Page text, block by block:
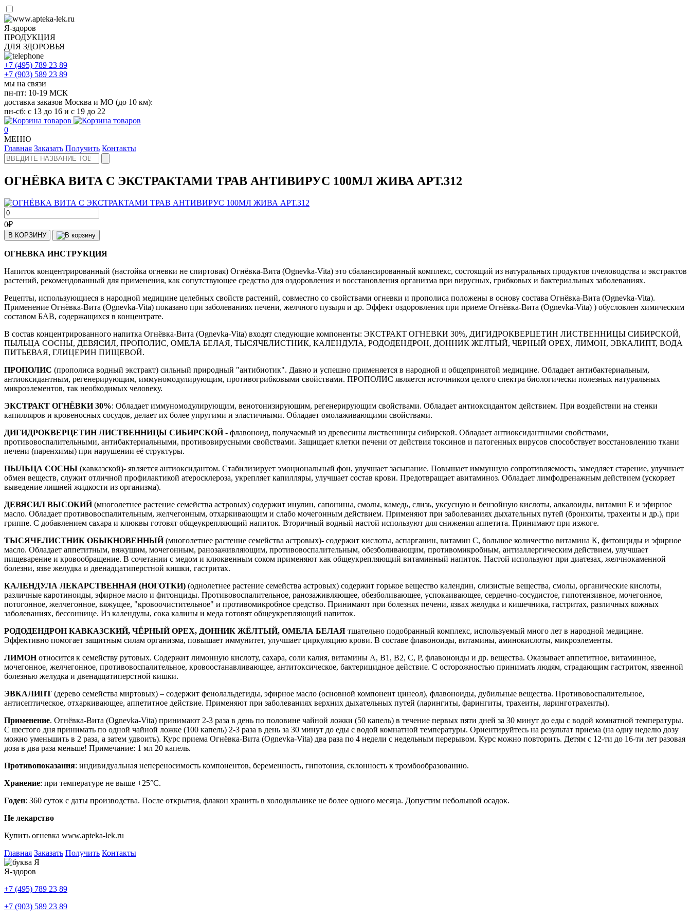
Я-здоров
ПРОДУКЦИЯ
ДЛЯ ЗДОРОВЬЯ
+7 (495) 789 23 89
+7 (903) 589 23 89
мы на связи
пн-пт: 10-19 МСК
доставка заказов Москва и МО (до 10 км):
пн-сб: с 13 до 16 и с 19 до 22
0
МЕНЮ
Главная Заказать Получить Контакты
ОГНЁВКА ВИТА С ЭКСТРАКТАМИ ТРАВ АНТИВИРУС 100МЛ ЖИВА АРТ.312
0₽
В КОРЗИНУ
ОГНЕВКА ИНСТРУКЦИЯ
Напиток концентрированный (настойка огневки не спиртовая) Огнёвка-Вита (Ognevka-Vita) это сбалансированный комплекс, состоящий из натуральных продуктов пчеловодства и экстрактов
растений, рекомендованный для применения, как сопутствующее средство для оздоровления и восстановления организма при вирусных, грибковых и бактериальных заболеваниях.
Рецепты, использующиеся в народной медицине целебных свойств растений, совместно со свойствами огневки и прополиса положены в основу состава Огнёвка-Вита (Ognevka-Vita).
Применение Огнёвка-Вита (Ognevka-Vita) показано при заболеваниях печени, желчного пузыря и др. Эффект оздоровления при приеме Огнёвка-Вита (Ognevka-Vita) ) обусловлен химическим
составом БАВ, содержащихся в концентрате.
В состав концентрированного напитка Огнёвка-Вита (Ognevka-Vita) входят следующие компоненты: ЭКСТРАКТ ОГНЕВКИ 30%, ДИГИДРОКВЕРЦЕТИН ЛИСТВЕННИЦЫ СИБИРСКОЙ,
ПЫЛЬЦА СОСНЫ, ДЕВЯСИЛ, ПРОПОЛИС, ОМЕЛА БЕЛАЯ, ТЫСЯЧЕЛИСТНИК, КАЛЕНДУЛА, РОДОДЕНДРОН, ДОННИК ЖЕЛТЫЙ, ЧЕРНЫЙ ОРЕХ, ЛИМОН, ЭВКАЛИПТ, ВОДА
ПИТЬЕВАЯ, ГЛИЦЕРИН ПИЩЕВОЙ.
ПРОПОЛИС (прополиса водный экстракт) сильный природный "антибиотик". Давно и успешно применяется в народной и общепринятой медицине. Обладает антибактериальным,
антиоксидантным, регенерирующим, иммуномодулирующим, противогрибковыми свойствами. ПРОПОЛИС является источником целого спектра биологически полезных натуральных
микроэлементов, так необходимых человеку.
ЭКСТРАКТ ОГНЁВКИ 30%: Обладает иммуномодулирующим, венотонизирующим, регенерирующим свойствами. Обладает антиоксидантом действием. При воздействии на стенки
капилляров и кровеносных сосудов, делает их более упругими и эластичными. Обладает омолаживающими свойствами.
ДИГИДРОКВЕРЦЕТИН ЛИСТВЕННИЦЫ СИБИРСКОЙ- флавоноид, получаемый из древесины лиственницы сибирской. Обладает антиоксидантными свойствами,
противовоспалительными, антибактериальными, противовирусными свойствами. Защищает клетки печени от действия токсинов и патогенных вирусов способствует восстановлению ткани
печени (паренхимы) при нарушении её структуры.
ПЫЛЬЦА СОСНЫ (кавказской)- является антиоксидантом. Стабилизирует эмоциональный фон, улучшает засыпание. Повышает иммунную сопротивляемость, замедляет старение, улучшает
обмен веществ, служит отличной профилактикой атеросклероза, укрепляет капилляры, улучшает состав крови. Предотвращает авитаминоз. Обладает лимфодренажным действием (ускоряет
выведение лишней жидкости из организма).
ДЕВЯСИЛ ВЫСОКИЙ(многолетнее растение семейства астровых) содержит инулин, сапонины, смолы, камедь, слизь, уксусную и бензойную кислоты, алкалоиды, витамин Е и эфирное
масло. Обладает противовоспалительным, желчегонным, отхаркивающим и слабо мочегонным действием. Применяют при заболеваниях дыхательных путей (бронхиты, трахеиты и др.), при
гриппе. С добавлением сахара и клюквы готовят общеукрепляющий напиток. Вторичный водный настой используют для снижения аппетита. Принимают при изжоге.
ТЫСЯЧЕЛИСТНИК ОБЫКНОВЕННЫЙ(многолетнее растение семейства астровых)- содержит кислоты, аспарганин, витамин С, большое количество витамина К, фитонциды и эфирное
масло. Обладает аппетитным, вяжущим, мочегонным, ранозаживляющим, противовоспалительным, обезболивающим, противомикробным, антиаллергическим действием, улучшает
пищеварение и кровообращение. В сочетании с медом и клюквенным соком применяют как общеукрепляющий витаминный напиток. Настой используют при диатезах, желчнокаменной
болезни, язве желудка и двенадцатиперстной кишки, гастритах.
КАЛЕНДУЛА ЛЕКАРСТВЕННАЯ (НОГОТКИ) (однолетнее растение семейства астровых) содержит горькое вещество календин, слизистые вещества, смолы, органические кислоты,
различные каротиноиды, эфирное масло и фитонциды. Противовоспалительное, ранозаживляющее, обезболивающее, успокаивающее, сердечно-сосудистое, гипотензивное, мочегонное,
потогонное, желчегонное, вяжущее, "кровоочистительное" и противомикробное средство. Принимают при болезнях печени, язвах желудка и кишечника, гастритах, различных кожных
заболеваниях, бессоннице. Из календулы, сока калины и меда готовят общеукрепляющий напиток.
РОДОДЕНДРОН КАВКАЗСКИЙ, ЧЁРНЫЙ ОРЕХ, ДОННИК ЖЁЛТЫЙ, ОМЕЛА БЕЛАЯ тщательно подобранный комплекс, используемый много лет в народной медицине.
Эффективно помогает защитным силам организма, повышает иммунитет, улучшает циркуляцию крови. В составе флавоноиды, витамины, аминокислоты, микроэлементы.
ЛИМОНотносится к семейству рутовых. Содержит лимонную кислоту, сахара, соли калия, витамины А, В1, В2, С, Р, флавоноиды и др. вещества. Оказывает аппетитное, витаминное,
мочегонное, желчегонное, противовоспалительное, кровоостанавливающее, антитоксическое, бактерицидное действие. С осторожностью принимать людям, страдающим гастритом, язвенной
болезнью желудка и двенадцатиперстной кишки.
ЭВКАЛИПТ (дерево семейства миртовых) – содержит фенолальдегиды, эфирное масло (основной компонент цинеол), флавоноиды, дубильные вещества. Противовоспалительное,
антисептическое, отхаркивающее, аппетитное действие. Применяют при заболеваниях верхних дыхательных путей (ларингиты, фарингиты, трахеиты, ларинготрахеиты).
Применение. Огнёвка-Вита (Ognevka-Vita) принимают 2-3 раза в день по половине чайной ложки (50 капель) в течение первых пяти дней за 30 минут до еды с водой комнатной температуры.
С шестого дня принимать по одной чайной ложке (100 капель) 2-3 раза в день за 30 минут до еды с водой комнатной температуры. Ориентируйтесь на результат приема (на одну неделю дозу
можно уменьшить в 2 раза, а затем удвоить). Курс приема Огнёвка-Вита (Ognevka-Vita) два раза по 4 недели с недельным перерывом. Курс можно повторить. Детям с 12-ти до 16-ти лет разовая
доза в два раза меньше! Примечание: 1 мл 20 капель.
Противопоказания: индивидуальная непереносимость компонентов, беременность, гипотония, склонность к тромбообразованию.
Хранение: при температуре не выше +25°С.
Годен: 360 суток с даты производства. После открытия, флакон хранить в холодильнике не более одного месяца. Допустим небольшой осадок.
Не лекарство
Купить огневка www.apteka-lek.ru
Главная Заказать Получить Контакты
Я-здоров
+7 (495) 789 23 89
+7 (903) 589 23 89